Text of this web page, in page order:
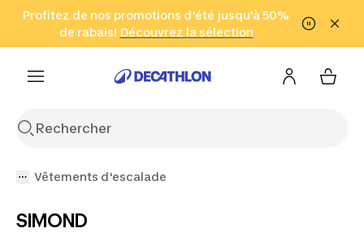
Aller à la recherche Aller au contenu Aller au pied de
Profitez de nos promotions d'été jusqu'à 50%
de rabais! Découvrez la sélection
Cliquez ici
en seulement 2 h!
(Zones sélectionnées)
Vêtements d'escalade
SIMOND